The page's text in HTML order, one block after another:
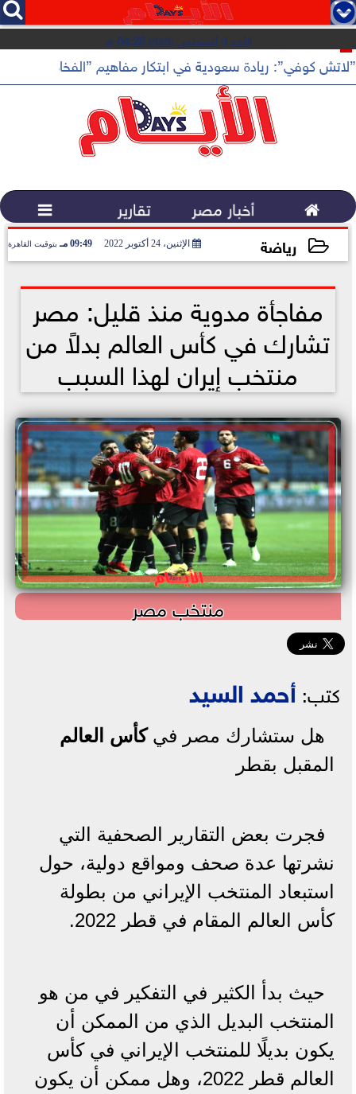
   
الأحد 9 أغسطس 2026 04:28 مـ
”لاتش كوفي”: ريادة سعودية في ابتكار مفاهيم ”الفخامة
 أخبار مصر تقارير 
رياضة الإثنين، 24 أكتوبر 2022 09:49 مـ بتوقيت القاهرة
مفاجأة مدوية منذ قليل: مصر
تشارك في كأس العالم بدلاً من
منتخب إيران لهذا السبب
منتخب مصر
كتب: أحمد السيد
هل ستشارك مصر فيكأس العالم
المقبل بقطر
فجرت بعض التقارير الصحفية التي
نشرتها عدة صحف ومواقع دولية، حول
استبعاد المنتخب الإيراني من بطولة
كأس العالم المقام في قطر 2022.
حيث بدأ الكثير في التفكير في من هو
المنتخب البديل الذي من الممكن أن
يكون بديلًا للمنتخب الإيراني في كأس
العالم قطر 2022، وهل ممكن أن يكون